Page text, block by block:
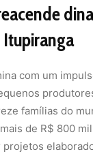
com um
famílias do
de R$ 800